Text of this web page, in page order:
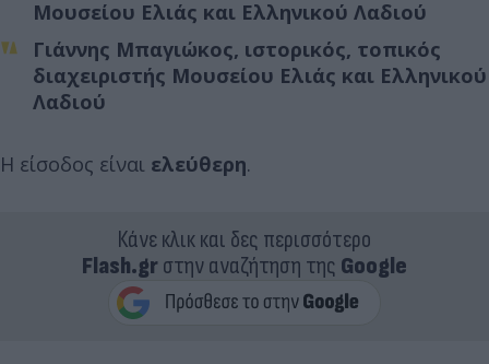
Μουσείου Ελιάς και Ελληνικού Λαδιού
Γιάννης Μπαγιώκος, ιστορικός, τοπικός
διαχειριστής Μουσείου Ελιάς και Ελληνικού
Λαδιού
Η είσοδος είναι ελεύθερη.
Κάνε κλικ και δες περισσότερο
Flash.grστην αναζήτηση της Google